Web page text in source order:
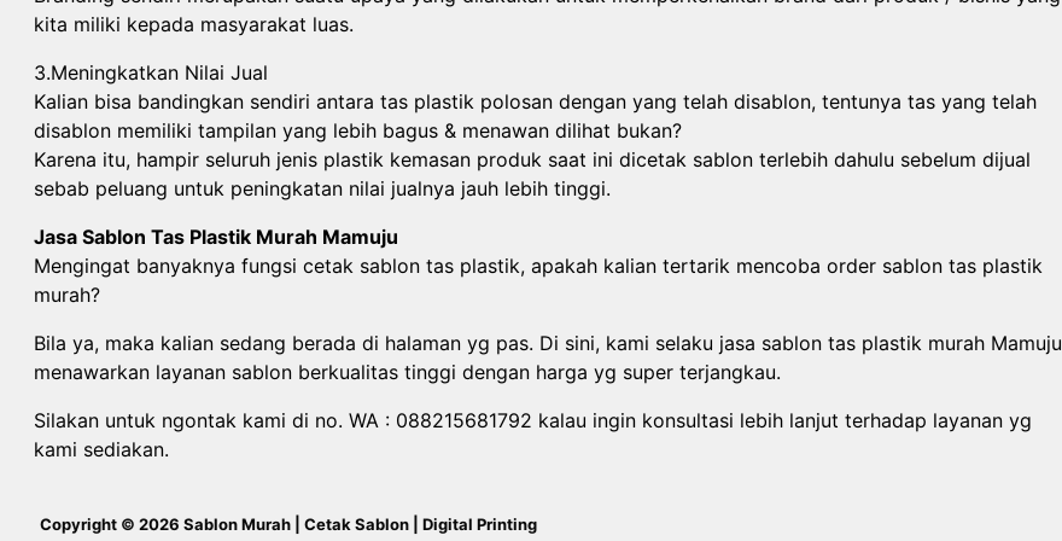
kita miliki kepada masyarakat luas.
3.Meningkatkan Nilai Jual
Kalian bisa bandingkan sendiri antara tas plastik polosan dengan yang telah disablon, tentunya tas yang telah
disablon memiliki tampilan yang lebih bagus & menawan dilihat bukan?
Karena itu, hampir seluruh jenis plastik kemasan produk saat ini dicetak sablon terlebih dahulu sebelum dijual
sebab peluang untuk peningkatan nilai jualnya jauh lebih tinggi.
Jasa Sablon Tas Plastik Murah Mamuju
Mengingat banyaknya fungsi cetak sablon tas plastik, apakah kalian tertarik mencoba order sablon tas plastik
murah?
Bila ya, maka kalian sedang berada di halaman yg pas. Di sini, kami selaku jasa sablon tas plastik murah Mamuju
menawarkan layanan sablon berkualitas tinggi dengan harga yg super terjangkau.
Silakan untuk ngontak kami di no. WA : 088215681792 kalau ingin konsultasi lebih lanjut terhadap layanan yg
kami sediakan.
Copyright © 2026 Sablon Murah | Cetak Sablon | Digital Printing